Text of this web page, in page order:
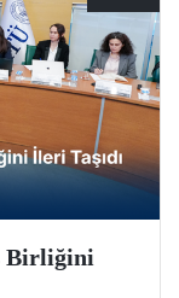
Birliğini